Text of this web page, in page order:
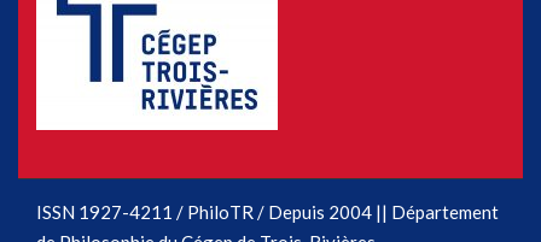
ISSN 1927-4211 / PhiloTR / Depuis 2004 || Département